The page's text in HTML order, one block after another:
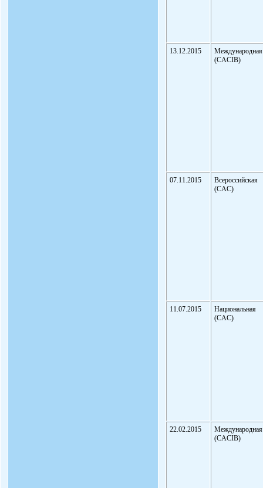
13.12.2015
Международная
(CACIB)
07.11.2015
Всероссийская
(CAC)
11.07.2015
Национальная
(CAC)
22.02.2015
Международная
(CACIB)